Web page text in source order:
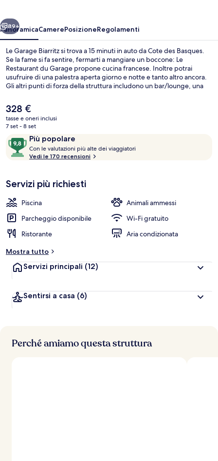
Avanti
89+
PanoramicaCamerePosizioneRegolamenti
Le Garage Biarritz si trova a 15 minuti in auto da Cote des Basques.
Se la fame si fa sentire, fermarti a mangiare un boccone: Le
Restaurant du Garage propone cucina francese. Inoltre potrai
usufruire di una palestra aperta giorno e notte e tanto altro ancora.
Gli altri punti di forza della struttura includono un bar/lounge, una
apprezzano il personale gentile della struttura.
Il
prezzo
attuale
328 €
328 €
tasse e oneri inclusi
7 set - 8 set
RecensioniPiù popolare
9,8
su
10,
popolare
Con le valutazioni più alte dei viaggiatori
a
u
z
a
Vedi le 170 recensioni
Servizi più richiesti
Piscina
Animali ammessi
Parcheggio disponibile
Wi-Fi gratuito
Ristorante
Aria condizionata
Mostra tutto
Servizi principali (12)
Sentirsi a casa (6)
Perché amiamo questa struttura